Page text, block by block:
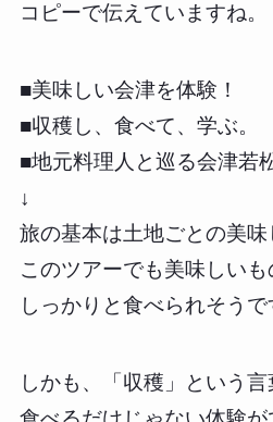
コピーで伝えていますね。
■美味しい会津を体験！
■収穫し、食べて、学ぶ。
■地元料理人と巡る会津若
↓
旅の基本は土地ごとの美味
このツアーでも美味しいも
しっかりと食べられそうで
しかも、「収穫」という言